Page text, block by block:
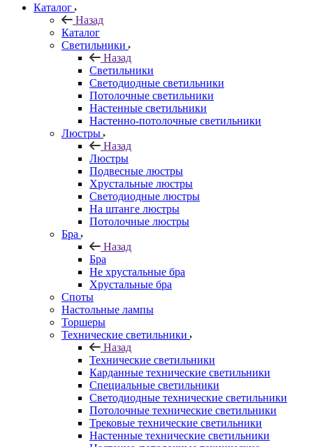
Каталог
Назад
Каталог
Светильники
Назад
Светильники
Светодиодные светильники
Потолочные светильники
Настенные светильники
Настенно-потолочные светильники
Люстры
Назад
Люстры
Подвесные люстры
Хрустальные люстры
Светодиодные люстры
На штанге люстры
Потолочные люстры
Бра
Назад
Бра
Не хрустальные бра
Хрустальные бра
Споты
Настольные лампы
Торшеры
Технические светильники
Назад
Технические светильники
Карданные технические светильники
Специальные светильники
Светодиодные технические светильники
Потолочные технические светильники
Трековые технические светильники
Настенные технические светильники